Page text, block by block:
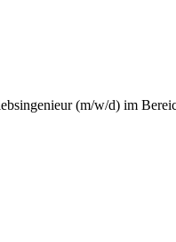
(m/w/d) im